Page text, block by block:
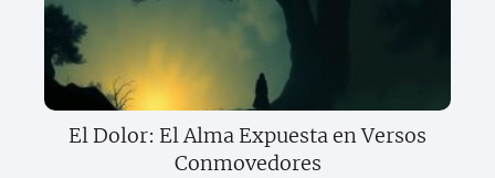
El Dolor: El Alma Expuesta en Versos
Conmovedores